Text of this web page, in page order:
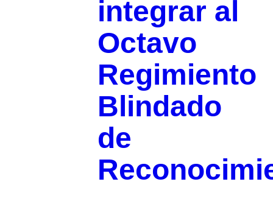
integrar al
Octavo
Regimiento
Blindado
de